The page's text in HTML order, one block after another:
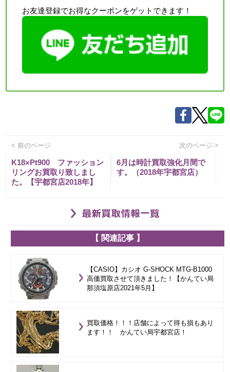
お友達登録でお得なクーポンをゲットできます！
< 前のページ 次のページ >
K18×Pt900 ファッション
リングお買取り致しまし
た。【宇都宮店2018年】
6月は時計買取強化月間で
す。（2018年宇都宮店）
【 関連記事 】
【CASIO】カシオ G-SHOCK MTG-B1000
高価買取させて頂きました！【かんてい局
那須塩原店2021年5月】
買取価格！！！店舗によって得も損もあり
ます！！ かんてい局宇都宮店！